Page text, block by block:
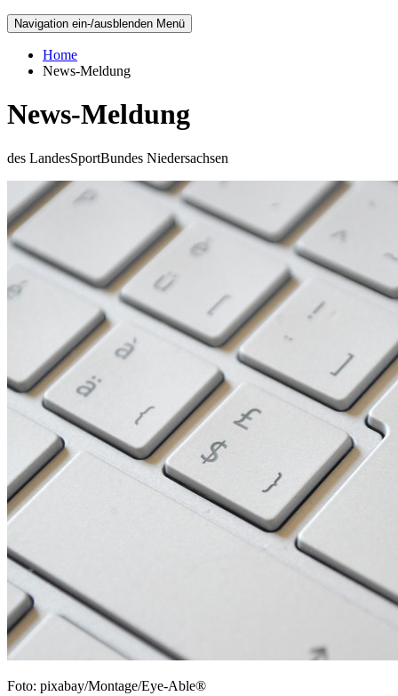
Navigation ein-/ausblenden Menü
Home
News-Meldung
News-Meldung
des LandesSportBundes Niedersachsen
Foto: pixabay/Montage/Eye-Able®